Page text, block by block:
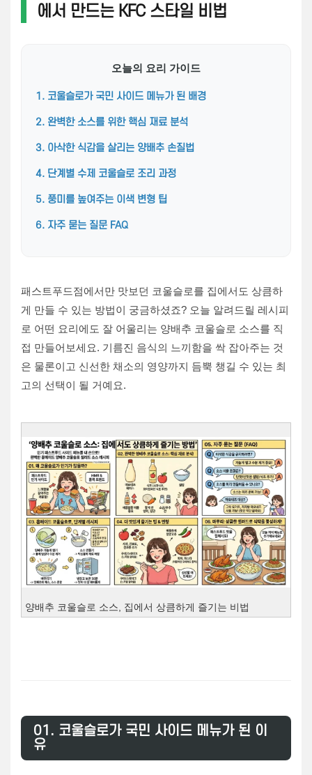
에서 만드는 KFC 스타일 비법
오늘의 요리 가이드
1. 코울슬로가 국민 사이드 메뉴가 된 배경
2. 완벽한 소스를 위한 핵심 재료 분석
3. 아삭한 식감을 살리는 양배추 손질법
4. 단계별 수제 코울슬로 조리 과정
5. 풍미를 높여주는 이색 변형 팁
6. 자주 묻는 질문 FAQ
패스트푸드점에서만 맛보던 코울슬로를 집에서도 상큼하
게 만들 수 있는 방법이 궁금하셨죠? 오늘 알려드릴 레시피
로 어떤 요리에도 잘 어울리는 양배추 코울슬로 소스를 직
접 만들어보세요. 기름진 음식의 느끼함을 싹 잡아주는 것
은 물론이고 신선한 채소의 영양까지 듬뿍 챙길 수 있는 최
고의 선택이 될 거예요.
양배추 코울슬로 소스, 집에서 상큼하게 즐기는 비법
01. 코울슬로가 국민 사이드 메뉴가 된 이
유